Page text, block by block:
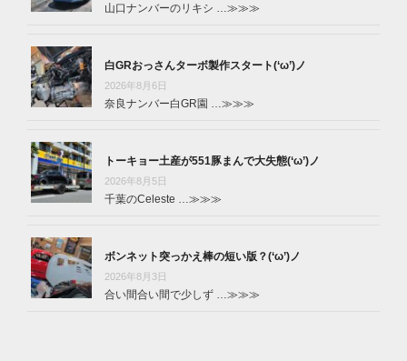
山口ナンバーのリキシ …≫≫≫
白GRおっさんターボ製作スタート(‘ω’)ノ
2026年8月6日
奈良ナンバー白GR園 …≫≫≫
トーキョー土産が551豚まんで大失態(‘ω’)ノ
2026年8月5日
千葉のCeleste …≫≫≫
ボンネット突っかえ棒の短い版？(‘ω’)ノ
2026年8月3日
合い間合い間で少しず …≫≫≫